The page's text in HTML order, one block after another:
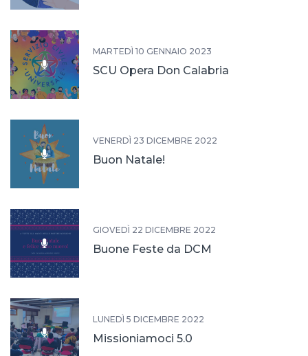
MARTEDÌ 10 GENNAIO 2023
SCU Opera Don Calabria
VENERDÌ 23 DICEMBRE 2022
Buon Natale!
GIOVEDÌ 22 DICEMBRE 2022
Buone Feste da DCM
LUNEDÌ 5 DICEMBRE 2022
Missioniamoci 5.0